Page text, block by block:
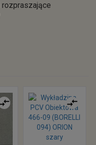
rozpraszające